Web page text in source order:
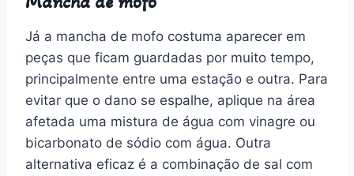
Já a mancha de mofo costuma aparecer em
peças que ficam guardadas por muito tempo,
principalmente entre uma estação e outra. Para
evitar que o dano se espalhe, aplique na área
afetada uma mistura de água com vinagre ou
bicarbonato de sódio com água. Outra
alternativa eficaz é a combinação de sal com